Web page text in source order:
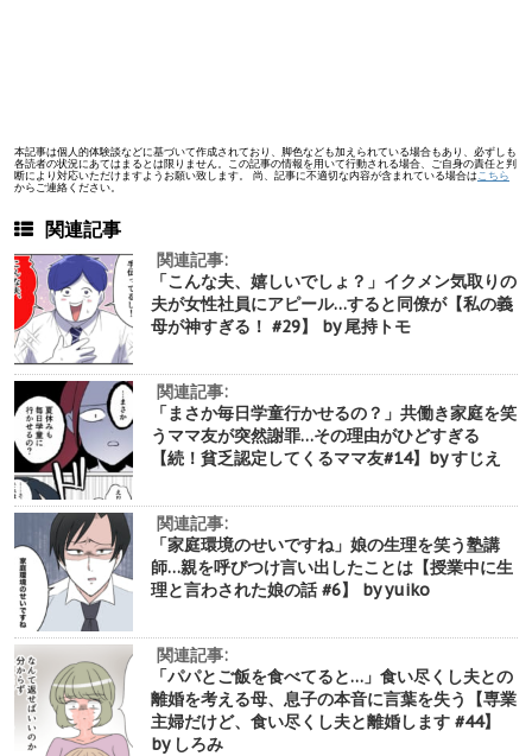
本記事は個人的体験談などに基づいて作成されており、脚色なども加えられている場合もあり、必ずしも
各読者の状況にあてはまるとは限りません。この記事の情報を用いて行動される場合、ご自身の責任と判
断により対応いただけますようお願い致します。 尚、記事に不適切な内容が含まれている場合は こちら
からご連絡ください。
関連記事
関連記事:
「こんな夫、嬉しいでしょ？」イクメン気取りの
夫が女性社員にアピール…すると同僚が【私の義
母が神すぎる！ #29】 by 尾持トモ
関連記事:
「まさか毎日学童行かせるの？」共働き家庭を笑
うママ友が突然謝罪…その理由がひどすぎる
【続！貧乏認定してくるママ友#14】by すじえ
関連記事:
「家庭環境のせいですね」娘の生理を笑う塾講
師…親を呼びつけ言い出したことは【授業中に生
理と言わされた娘の話 #6】 by yuiko
関連記事:
「パパとご飯を食べてると…」食い尽くし夫との
離婚を考える母、息子の本音に言葉を失う【専業
主婦だけど、食い尽くし夫と離婚します #44】
by しろみ